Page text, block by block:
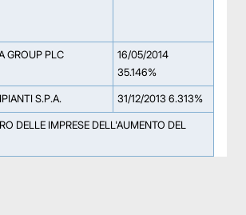
GROUP PLC
16/05/2014
35.146%
S.P.A. 31/12/2013 6.313%
DELLE IMPRESE DELL'AUMENTO DEL